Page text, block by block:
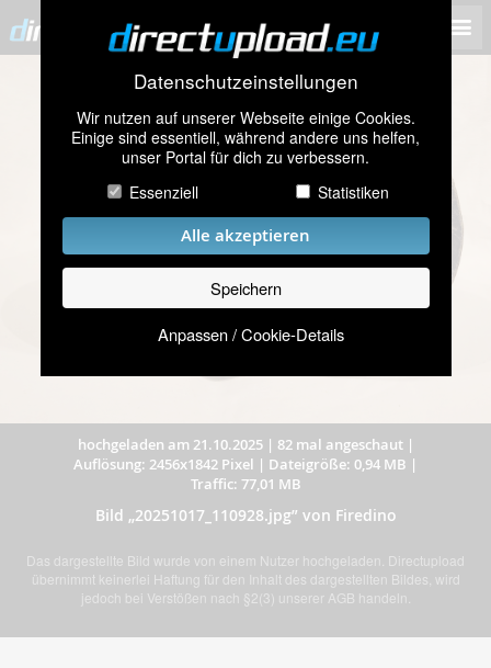
Datenschutzeinstellungen
Wir nutzen auf unserer Webseite einige Cookies.
Einige sind essentiell, während andere uns helfen,
unser Portal für dich zu verbessern.
Essenziell
Statistiken
Alle akzeptieren
Speichern
Anpassen / Cookie-Details
hochgeladen am 21.10.2025| 82 mal angeschaut|
Auflösung: 2456x1842 Pixel | Dateigröße: 0,94 MB |
Traffic: 77,01 MB
Bild „20251017_110928.jpg” von Firedino
Das dargestellte Bild wurde von einem Nutzer hochgeladen. Directupload
übernimmt keinerlei Haftung für den Inhalt des dargestellten Bildes, wird
jedoch bei Verstößen nach §2(3) unserer AGB handeln.